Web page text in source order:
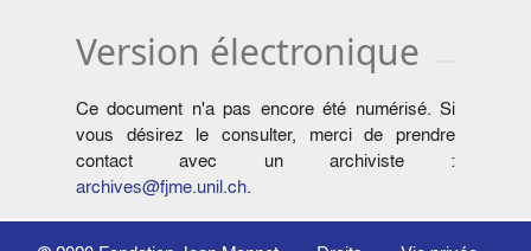
Version électronique
Ce document n'a pas encore été numérisé. Si
vous désirez le consulter, merci de prendre
contact avec un archiviste :
archives@fjme.unil.ch.